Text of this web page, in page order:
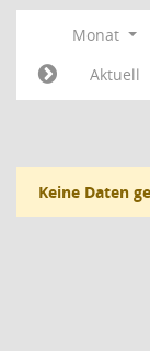
Monat
Aktuell
Keine Daten